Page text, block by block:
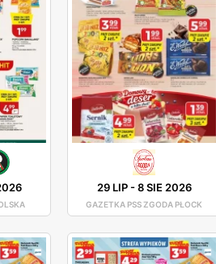
29 LIP-8 SIE 2026
GAZETKA PSS ZGODA PŁOCK